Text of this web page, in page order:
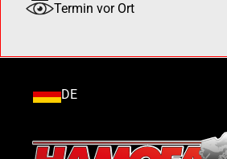
Termin vor Ort
DE